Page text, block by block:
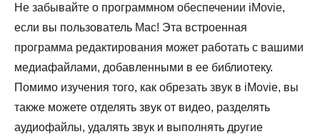
Не забывайте о программном обеспечении iMovie,
если вы пользователь Mac! Эта встроенная
программа редактирования может работать с вашими
медиафайлами, добавленными в ее библиотеку.
Помимо изучения того, как обрезать звук в iMovie, вы
также можете отделять звук от видео, разделять
аудиофайлы, удалять звук и выполнять другие